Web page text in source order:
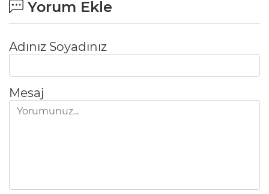
Yorum Ekle
Adınız Soyadınız
Mesaj